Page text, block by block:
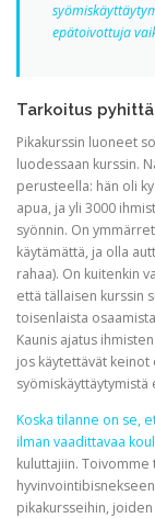
epätoivottuja
Tarkoitus
Pikakurssin luoneet
luodessaan kurssin.
perusteella: hän oli
apua, ja yli 3000
syönnin. On
käytämättä, ja olla
rahaa). On kuitenkin
että tällaisen kurssin
toisenlaista
Kaunis ajatus
jos käytettävät keinot
syömiskäyttäytymistä
Koska tilanne on se,
ilman vaadittavaa
kuluttajiin.
pikakursseihin,